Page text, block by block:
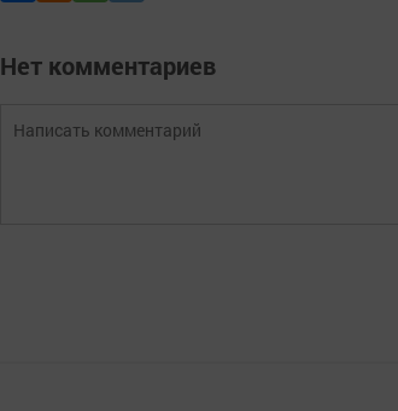
Нет комментариев